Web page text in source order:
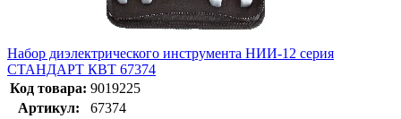
Набор диэлектрического инструмента НИИ-12 серия
СТАНДАРТ КВТ 67374
Код товара: 9019225
Артикул:
67374